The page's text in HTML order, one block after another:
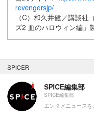
revengersjp/
（C）和久井健／講談
ズ2 血のハロウィン編」
SPICER
SPICE編集部
SPICE編集部
エンタメニュースを